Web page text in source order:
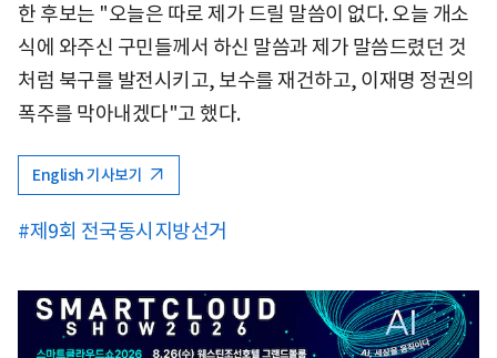
한 후보는 "오늘은 따로 제가 드릴 말씀이 없다. 오늘 개소
식에 와주신 구민들께서 하신 말씀과 제가 말씀드렸던 것
처럼 북구를 발전시키고, 보수를 재건하고, 이재명 정권의
폭주를 막아내겠다"고 했다.
English 기사보기
#제9회 전국동시지방선거